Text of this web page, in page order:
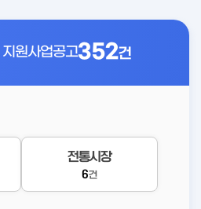
지원사업공고352건
전통시장
6건